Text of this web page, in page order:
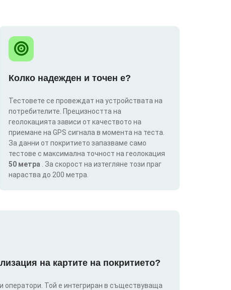
Колко надежден и точен е?
Тестовете се провеждат на устройствата на
потребителите. Прецизността на
геолокацията зависи от качеството на
приемане на GPS сигнала в момента на теста.
За данни от покритието запазваме само
тестове с максимална точност на геолокация
50 метра
. За скорост на изтегляне този праг
нараства до 200 метра.
на картите на покритието?
оператори. Той е интегриран в съществуваща